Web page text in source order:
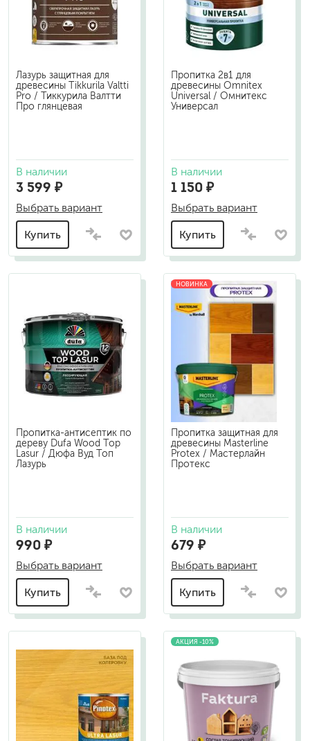
Лазурь защитная для
древесины Tikkurila Valtti
Pro / Тиккурила Валтти
Про глянцевая
В наличии
3 599 ₽
Выбрать вариант
Купить
Пропитка 2в1 для
древесины Omnitex
Universal / Омнитекс
Универсал
В наличии
1 150 ₽
Выбрать вариант
Купить
Пропитка-антисептик по
дереву Dufa Wood Top
Lasur / Дюфа Вуд Топ
Лазурь
В наличии
990 ₽
Выбрать вариант
Купить
НОВИНКА
Пропитка защитная для
древесины Masterline
Protex / Мастерлайн
Протекс
В наличии
679 ₽
Выбрать вариант
Купить
АКЦИЯ -10%